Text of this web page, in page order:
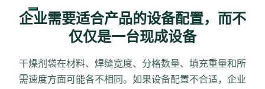
企业需要适合产品的设备配置，而不
仅仅是一台现成设备
干燥剂袋在材料、焊缝宽度、分格数量、填充重量和所
需速度方面可能各不相同。如果设备配置不合适，企业